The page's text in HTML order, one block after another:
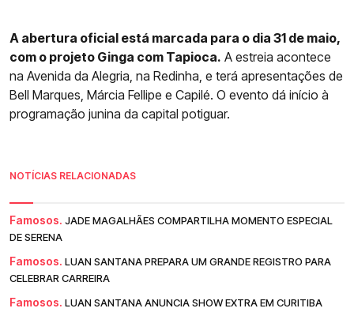
A abertura oficial está marcada para o dia 31 de maio,
com o projeto Ginga com Tapioca. A estreia acontece
na Avenida da Alegria, na Redinha, e terá apresentações de
Bell Marques, Márcia Fellipe e Capilé. O evento dá início à
programação junina da capital potiguar.
NOTÍCIAS RELACIONADAS
Famosos. JADE MAGALHÃES COMPARTILHA MOMENTO ESPECIAL
DE SERENA
Famosos. LUAN SANTANA PREPARA UM GRANDE REGISTRO PARA
CELEBRAR CARREIRA
Famosos. LUAN SANTANA ANUNCIA SHOW EXTRA EM CURITIBA